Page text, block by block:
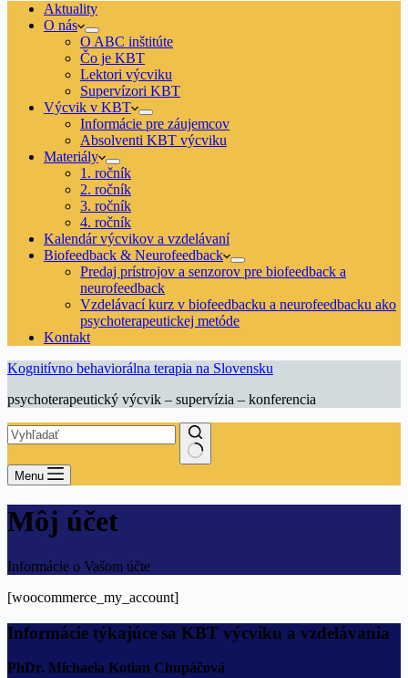
Aktuality
O nás
O ABC inštitúte
Čo je KBT
Lektori výcviku
Supervízori KBT
Výcvik v KBT
Informácie pre záujemcov
Absolventi KBT výcviku
Materiály
1. ročník
2. ročník
3. ročník
4. ročník
Kalendár výcvikov a vzdelávaní
Biofeedback & Neurofeedback
Predaj prístrojov a senzorov pre biofeedback a
neurofeedback
Vzdelávací kurz v biofeedbacku a neurofeedbacku ako
psychoterapeutickej metóde
Kontakt
Kognitívno behaviorálna terapia na Slovensku
psychoterapeutický výcvik – supervízia – konferencia
Menu
Môj účet
Informácie o Vašom účte
[woocommerce_my_account]
Informácie týkajúce sa KBT výcviku a vzdelávania
PhDr. Michaela Kotian Chupáčová